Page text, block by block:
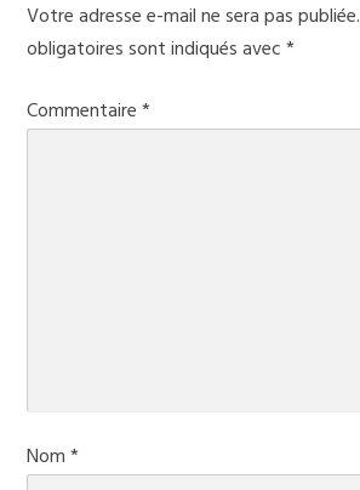
Votre adresse e-mail ne sera pas publiée.
obligatoires sont indiqués avec*
Commentaire*
Nom*